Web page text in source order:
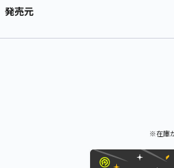
発売元
※在庫